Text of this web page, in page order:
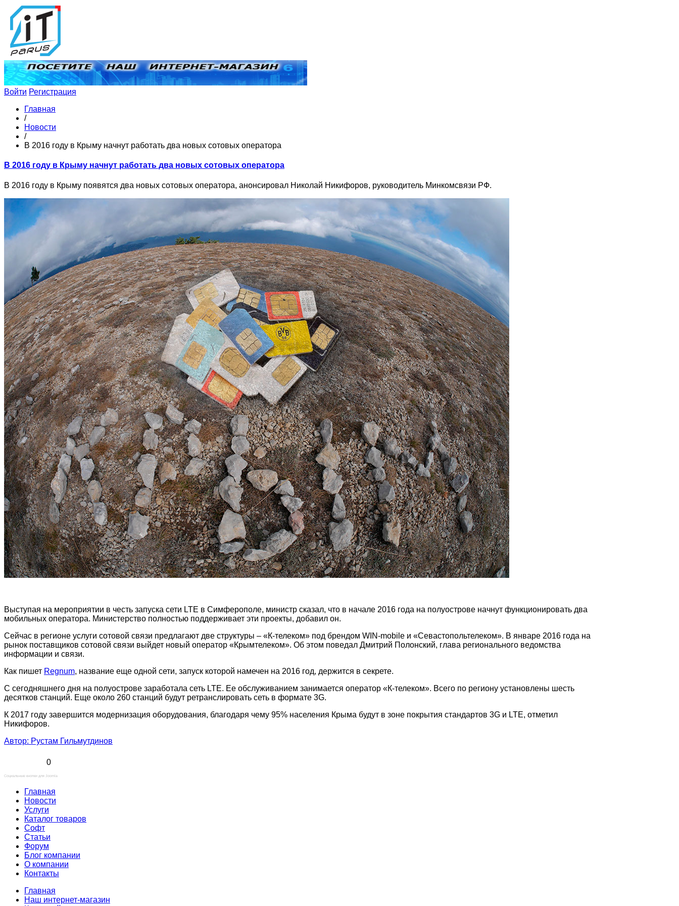
Войти Регистрация
Главная
/
Новости
/
В 2016 году в Крыму начнут работать два новых сотовых оператора
В 2016 году в Крыму начнут работать два новых сотовых оператора
В 2016 году в Крыму появятся два новых сотовых оператора, анонсировал Николай Никифоров, руководитель Минкомсвязи РФ.
Выступая на мероприятии в честь запуска сети LTE в Симферополе, министр сказал, что в начале 2016 года на полуострове начнут функционировать два
мобильных оператора. Министерство полностью поддерживает эти проекты, добавил он.
Сейчас в регионе услуги сотовой связи предлагают две структуры – «К-телеком» под брендом WIN-mobile и «Севастопольтелеком». В январе 2016 года на
рынок поставщиков сотовой связи выйдет новый оператор «Крымтелеком». Об этом поведал Дмитрий Полонский, глава регионального ведомства
информации и связи.
Как пишет Regnum, название еще одной сети, запуск которой намечен на 2016 год, держится в секрете.
C сегодняшнего дня на полуострове заработала сеть LTE. Ее обслуживанием занимается оператор «К-телеком». Всего по региону установлены шесть
десятков станций. Еще около 260 станций будут ретранслировать сеть в формате 3G.
К 2017 году завершится модернизация оборудования, благодаря чему 95% населения Крыма будут в зоне покрытия стандартов 3G и LTE, отметил
Никифоров.
Автор: Рустам Гильмутдинов
0
Социальные кнопки для Joomla
Главная
Новости
Услуги
Каталог товаров
Софт
Статьи
Форум
Блог компании
О компании
Контакты
Главная
Наш интернет-магазин